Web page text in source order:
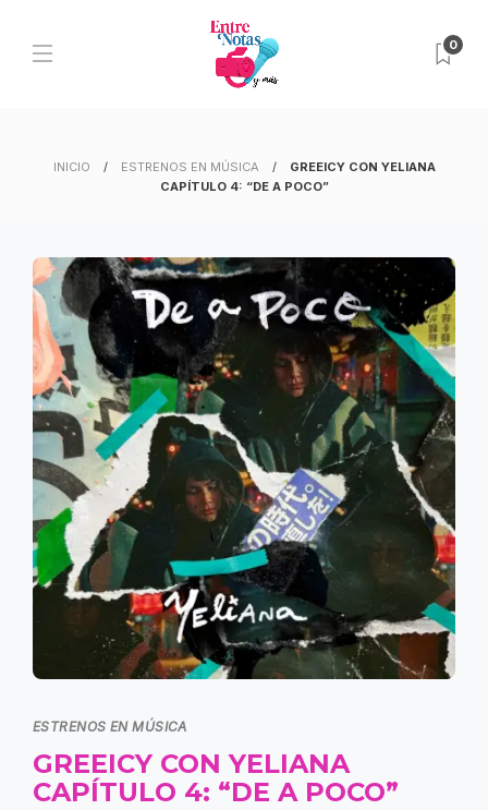
0
INICIO ESTRENOS EN MÚSICA
GREEICY CON YELIANA
CAPÍTULO 4: “DE A POCO”
ESTRENOS EN MÚSICA
GREEICY CON YELIANA
CAPÍTULO 4: “DE A POCO”